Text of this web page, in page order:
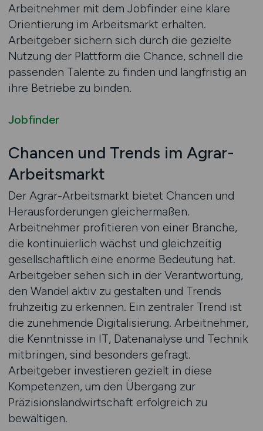
Arbeitnehmer mit dem Jobfinder eine klare
Orientierung im Arbeitsmarkt erhalten.
Arbeitgeber sichern sich durch die gezielte
Nutzung der Plattform die Chance, schnell die
passenden Talente zu finden und langfristig an
ihre Betriebe zu binden.
Jobfinder
Chancen und Trends im Agrar-
Arbeitsmarkt
Der Agrar-Arbeitsmarkt bietet Chancen und
Herausforderungen gleichermaßen.
Arbeitnehmer profitieren von einer Branche,
die kontinuierlich wächst und gleichzeitig
gesellschaftlich eine enorme Bedeutung hat.
Arbeitgeber sehen sich in der Verantwortung,
den Wandel aktiv zu gestalten und Trends
frühzeitig zu erkennen. Ein zentraler Trend ist
die zunehmende Digitalisierung. Arbeitnehmer,
die Kenntnisse in IT, Datenanalyse und Technik
mitbringen, sind besonders gefragt.
Arbeitgeber investieren gezielt in diese
Kompetenzen, um den Übergang zur
Präzisionslandwirtschaft erfolgreich zu
bewältigen.